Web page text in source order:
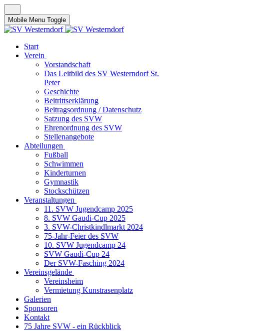
Mobile Menu Toggle
Start
Verein
Vorstandschaft
Das Leitbild des SV Westerndorf St.
Peter
Geschichte
Beitrittserklärung
Beitragsordnung / Datenschutz
Satzung des SVW
Ehrenordnung des SVW
Stellenangebote
Abteilungen
Fußball
Schwimmen
Kinderturnen
Gymnastik
Stockschützen
Veranstaltungen
11. SVW Jugendcamp 2025
8. SVW Gaudi-Cup 2025
3. SVW-Christkindlmarkt 2024
75-Jahr-Feier des SVW
10. SVW Jugendcamp 24
SVW Gaudi-Cup 24
Der SVW-Fasching 2024
Vereinsgelände
Vereinsheim
Vermietung Kunstrasenplatz
Galerien
Sponsoren
Kontakt
75 Jahre SVW - ein Rückblick